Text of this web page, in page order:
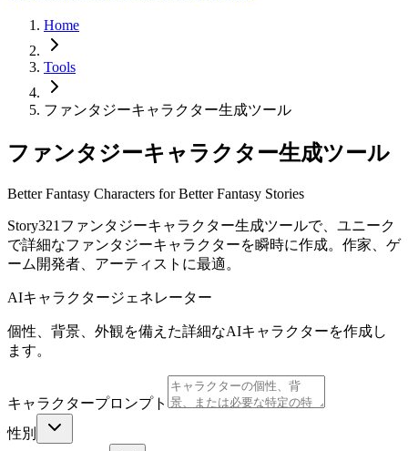
Home
Tools
ファンタジーキャラクター生成ツール
ファンタジーキャラクター生成ツール
Better Fantasy Characters for Better Fantasy Stories
Story321ファンタジーキャラクター生成ツールで、ユニーク
で詳細なファンタジーキャラクターを瞬時に作成。作家、ゲ
ーム開発者、アーティストに最適。
AIキャラクタージェネレーター
個性、背景、外観を備えた詳細なAIキャラクターを作成し
ます。
キャラクタープロンプト
性別